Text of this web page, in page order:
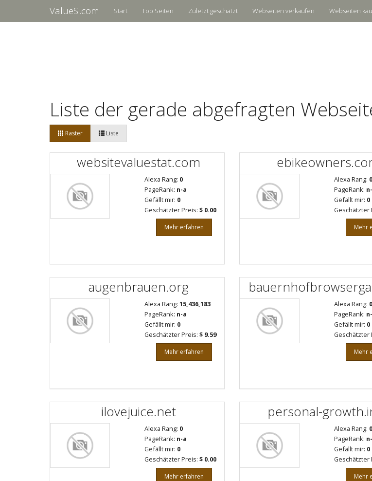
ValueSi.com Start Top Seiten Zuletzt geschätzt Webseiten verkaufen Webseiten
Liste der gerade abgefragten
Raster Liste
websitevaluestat.com
Alexa Rang: 0
PageRank: n-a
Gefällt mir: 0
Geschätzter Preis: $ 0.00
Mehr erfahren
Alexa Rang: 0
PageRank:
Gefällt mir: 0
Geschätzter
Mehr
augenbrauen.org
Alexa Rang: 15,436,183
PageRank: n-a
Gefällt mir: 0
Geschätzter Preis: $ 9.59
Mehr erfahren
Alexa Rang: 0
PageRank:
Gefällt mir: 0
Geschätzter
Mehr
ilovejuice.net
Alexa Rang: 0
PageRank: n-a
Gefällt mir: 0
Geschätzter Preis: $ 0.00
Mehr erfahren
personal-
Alexa Rang: 0
PageRank:
Gefällt mir: 0
Geschätzter
Mehr